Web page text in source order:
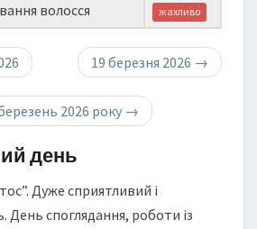
волосся жахливо
19 березня 2026 →
2026 року →
день
Дуже сприятливий і
День споглядання, роботи із